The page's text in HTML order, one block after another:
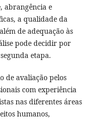
abrangência e
a qualidade da
de adequação às
pode decidir por
etapa.
de avaliação pelos
com experiência
nas diferentes áreas
humanos,